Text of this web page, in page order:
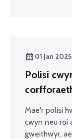
01 Jan 2025
Polisi
Mae'r polisi
cwyn neu roi
gweithwyr,